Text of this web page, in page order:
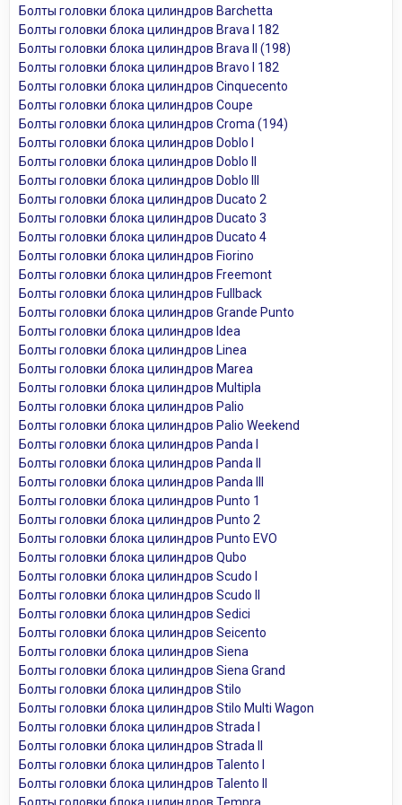
Болты головки блока цилиндров Barchetta
Болты головки блока цилиндров Brava I 182
Болты головки блока цилиндров Brava II (198)
Болты головки блока цилиндров Bravo I 182
Болты головки блока цилиндров Cinquecento
Болты головки блока цилиндров Coupe
Болты головки блока цилиндров Croma (194)
Болты головки блока цилиндров Doblo I
Болты головки блока цилиндров Doblo II
Болты головки блока цилиндров Doblo III
Болты головки блока цилиндров Ducato 2
Болты головки блока цилиндров Ducato 3
Болты головки блока цилиндров Ducato 4
Болты головки блока цилиндров Fiorino
Болты головки блока цилиндров Freemont
Болты головки блока цилиндров Fullback
Болты головки блока цилиндров Grande Punto
Болты головки блока цилиндров Idea
Болты головки блока цилиндров Linea
Болты головки блока цилиндров Marea
Болты головки блока цилиндров Multipla
Болты головки блока цилиндров Palio
Болты головки блока цилиндров Palio Weekend
Болты головки блока цилиндров Panda I
Болты головки блока цилиндров Panda II
Болты головки блока цилиндров Panda III
Болты головки блока цилиндров Punto 1
Болты головки блока цилиндров Punto 2
Болты головки блока цилиндров Punto EVO
Болты головки блока цилиндров Qubo
Болты головки блока цилиндров Scudo I
Болты головки блока цилиндров Scudo II
Болты головки блока цилиндров Sedici
Болты головки блока цилиндров Seicento
Болты головки блока цилиндров Siena
Болты головки блока цилиндров Siena Grand
Болты головки блока цилиндров Stilo
Болты головки блока цилиндров Stilo Multi Wagon
Болты головки блока цилиндров Strada I
Болты головки блока цилиндров Strada II
Болты головки блока цилиндров Talento I
Болты головки блока цилиндров Talento II
Болты головки блока цилиндров Tempra